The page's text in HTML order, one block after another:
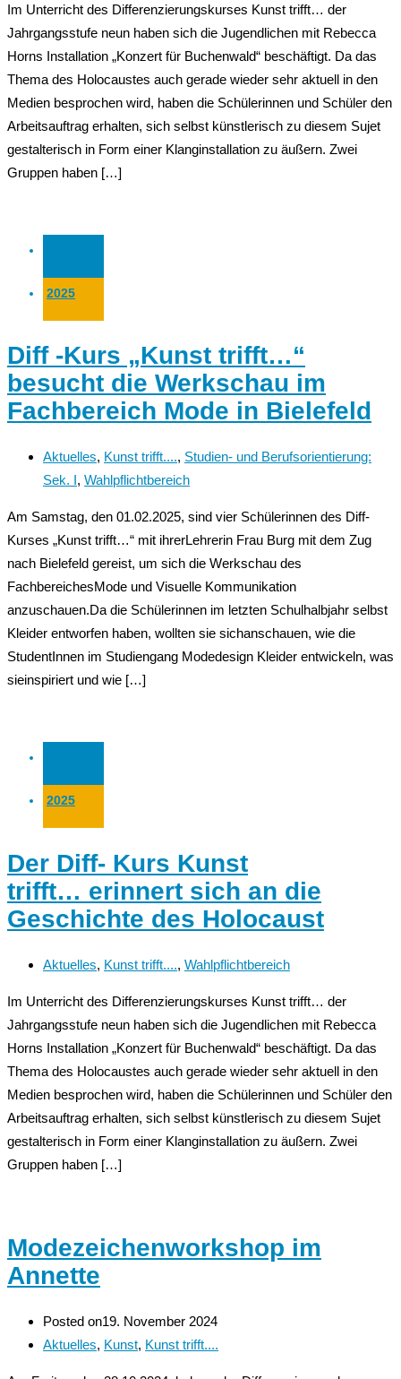
Im Unterricht des Differenzierungskurses Kunst trifft… der
Jahrgangsstufe neun haben sich die Jugendlichen mit Rebecca
Horns Installation „Konzert für Buchenwald“ beschäftigt. Da das
Thema des Holocaustes auch gerade wieder sehr aktuell in den
Medien besprochen wird, haben die Schülerinnen und Schüler den
Arbeitsauftrag erhalten, sich selbst künstlerisch zu diesem Sujet
gestalterisch in Form einer Klanginstallation zu äußern. Zwei
Gruppen haben […]
2025
Diff -Kurs „Kunst trifft…“
besucht die Werkschau im
Fachbereich Mode in Bielefeld
Aktuelles, Kunst trifft...., Studien- und Berufsorientierung:
Sek. I , Wahlpflichtbereich
Am Samstag, den 01.02.2025, sind vier Schülerinnen des Diff-
Kurses „Kunst trifft…“ mit ihrerLehrerin Frau Burg mit dem Zug
nach Bielefeld gereist, um sich die Werkschau des
FachbereichesMode und Visuelle Kommunikation
anzuschauen.Da die Schülerinnen im letzten Schulhalbjahr selbst
Kleider entworfen haben, wollten sie sichanschauen, wie die
StudentInnen im Studiengang Modedesign Kleider entwickeln, was
sieinspiriert und wie […]
2025
Der Diff- Kurs Kunst
trifft… erinnert sich an die
Geschichte des Holocaust
Aktuelles, Kunst trifft...., Wahlpflichtbereich
Im Unterricht des Differenzierungskurses Kunst trifft… der
Jahrgangsstufe neun haben sich die Jugendlichen mit Rebecca
Horns Installation „Konzert für Buchenwald“ beschäftigt. Da das
Thema des Holocaustes auch gerade wieder sehr aktuell in den
Medien besprochen wird, haben die Schülerinnen und Schüler den
Arbeitsauftrag erhalten, sich selbst künstlerisch zu diesem Sujet
gestalterisch in Form einer Klanginstallation zu äußern. Zwei
Gruppen haben […]
Modezeichenworkshop im
Annette
Posted on19. November 2024
Aktuelles, Kunst, Kunst trifft....